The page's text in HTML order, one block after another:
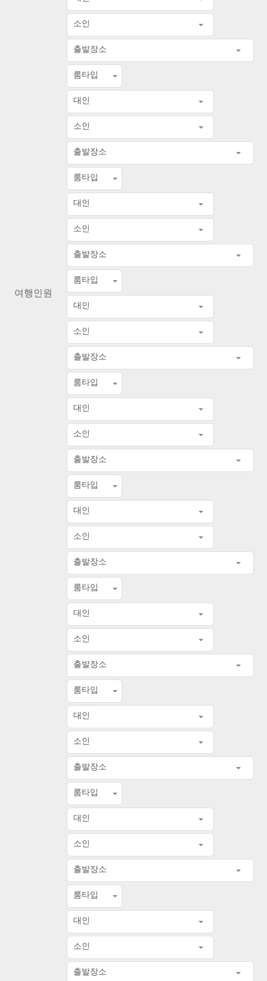
여행인원
소인
출발장소
룸타입
대인
소인
출발장소
룸타입
대인
소인
출발장소
룸타입
대인
소인
출발장소
룸타입
대인
소인
출발장소
룸타입
대인
소인
출발장소
룸타입
대인
소인
출발장소
룸타입
대인
소인
출발장소
룸타입
대인
소인
출발장소
룸타입
대인
소인
출발장소